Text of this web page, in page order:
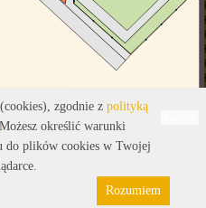
Pliki cookies
zgodnie z polityką
określić warunki
do plików cookies w Twojej
Rozumiem